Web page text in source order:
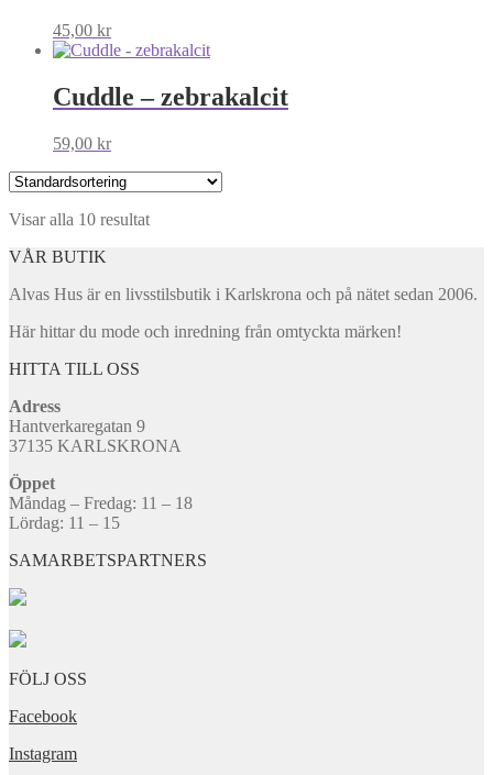
45,00 kr
Cuddle – zebrakalcit
59,00 kr
Visar alla 10 resultat
VÅR BUTIK
Alvas Hus är en livsstilsbutik i Karlskrona och på nätet sedan 2006.
Här hittar du mode och inredning från omtyckta märken!
HITTA TILL OSS
Adress
Hantverkaregatan 9
37135 KARLSKRONA
Öppet
Måndag – Fredag: 11 – 18
Lördag: 11 – 15
SAMARBETSPARTNERS
FÖLJ OSS
Facebook
Instagram